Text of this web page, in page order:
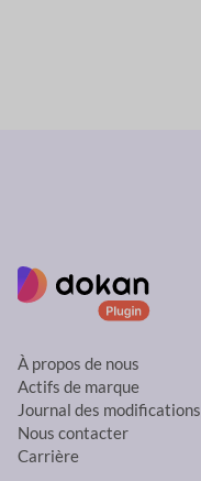
À propos de nous
Actifs de marque
Journal des modifications
Nous contacter
Carrière